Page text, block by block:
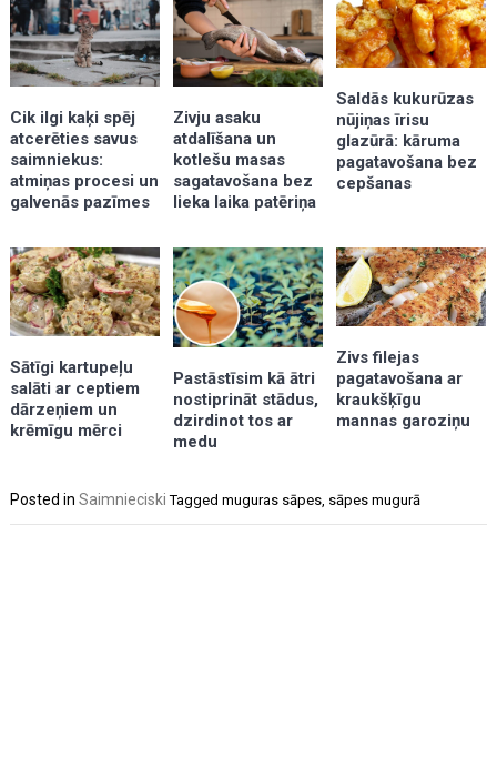
Cik ilgi kaķi spēj
atcerēties savus
saimniekus:
atmiņas procesi un
galvenās pazīmes
Zivju asaku
atdalīšana un
kotlešu masas
sagatavošana bez
lieka laika patēriņa
Saldās kukurūzas
nūjiņas īrisu
glazūrā: kāruma
pagatavošana bez
cepšanas
Sātīgi kartupeļu
salāti ar ceptiem
dārzeņiem un
krēmīgu mērci
Pastāstīsim kā ātri
nostiprināt stādus,
dzirdinot tos ar
medu
Zivs filejas
pagatavošana ar
kraukšķīgu
mannas garoziņu
Posted inSaimnieciski Taggedmuguras sāpes sāpes mugurā